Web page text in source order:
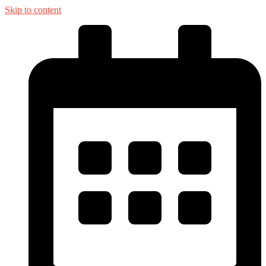
Skip to content